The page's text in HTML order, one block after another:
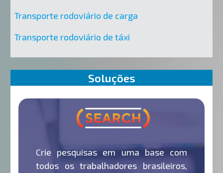
Transporte rodoviário de carga
Transporte rodoviário de táxi
Soluções
Crie pesquisas em uma base com
todos os trabalhadores brasileiros,